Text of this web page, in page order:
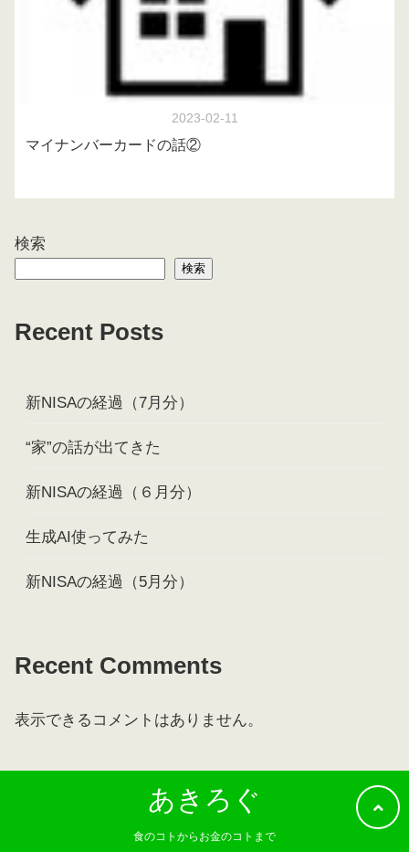
2023-02-11
マイナンバーカードの話②
検索
検索
Recent Posts
新NISAの経過（7月分）
“家”の話が出てきた
新NISAの経過（６月分）
生成AI使ってみた
新NISAの経過（5月分）
Recent Comments
表示できるコメントはありません。
あきろぐ
食のコトからお金のコトまで